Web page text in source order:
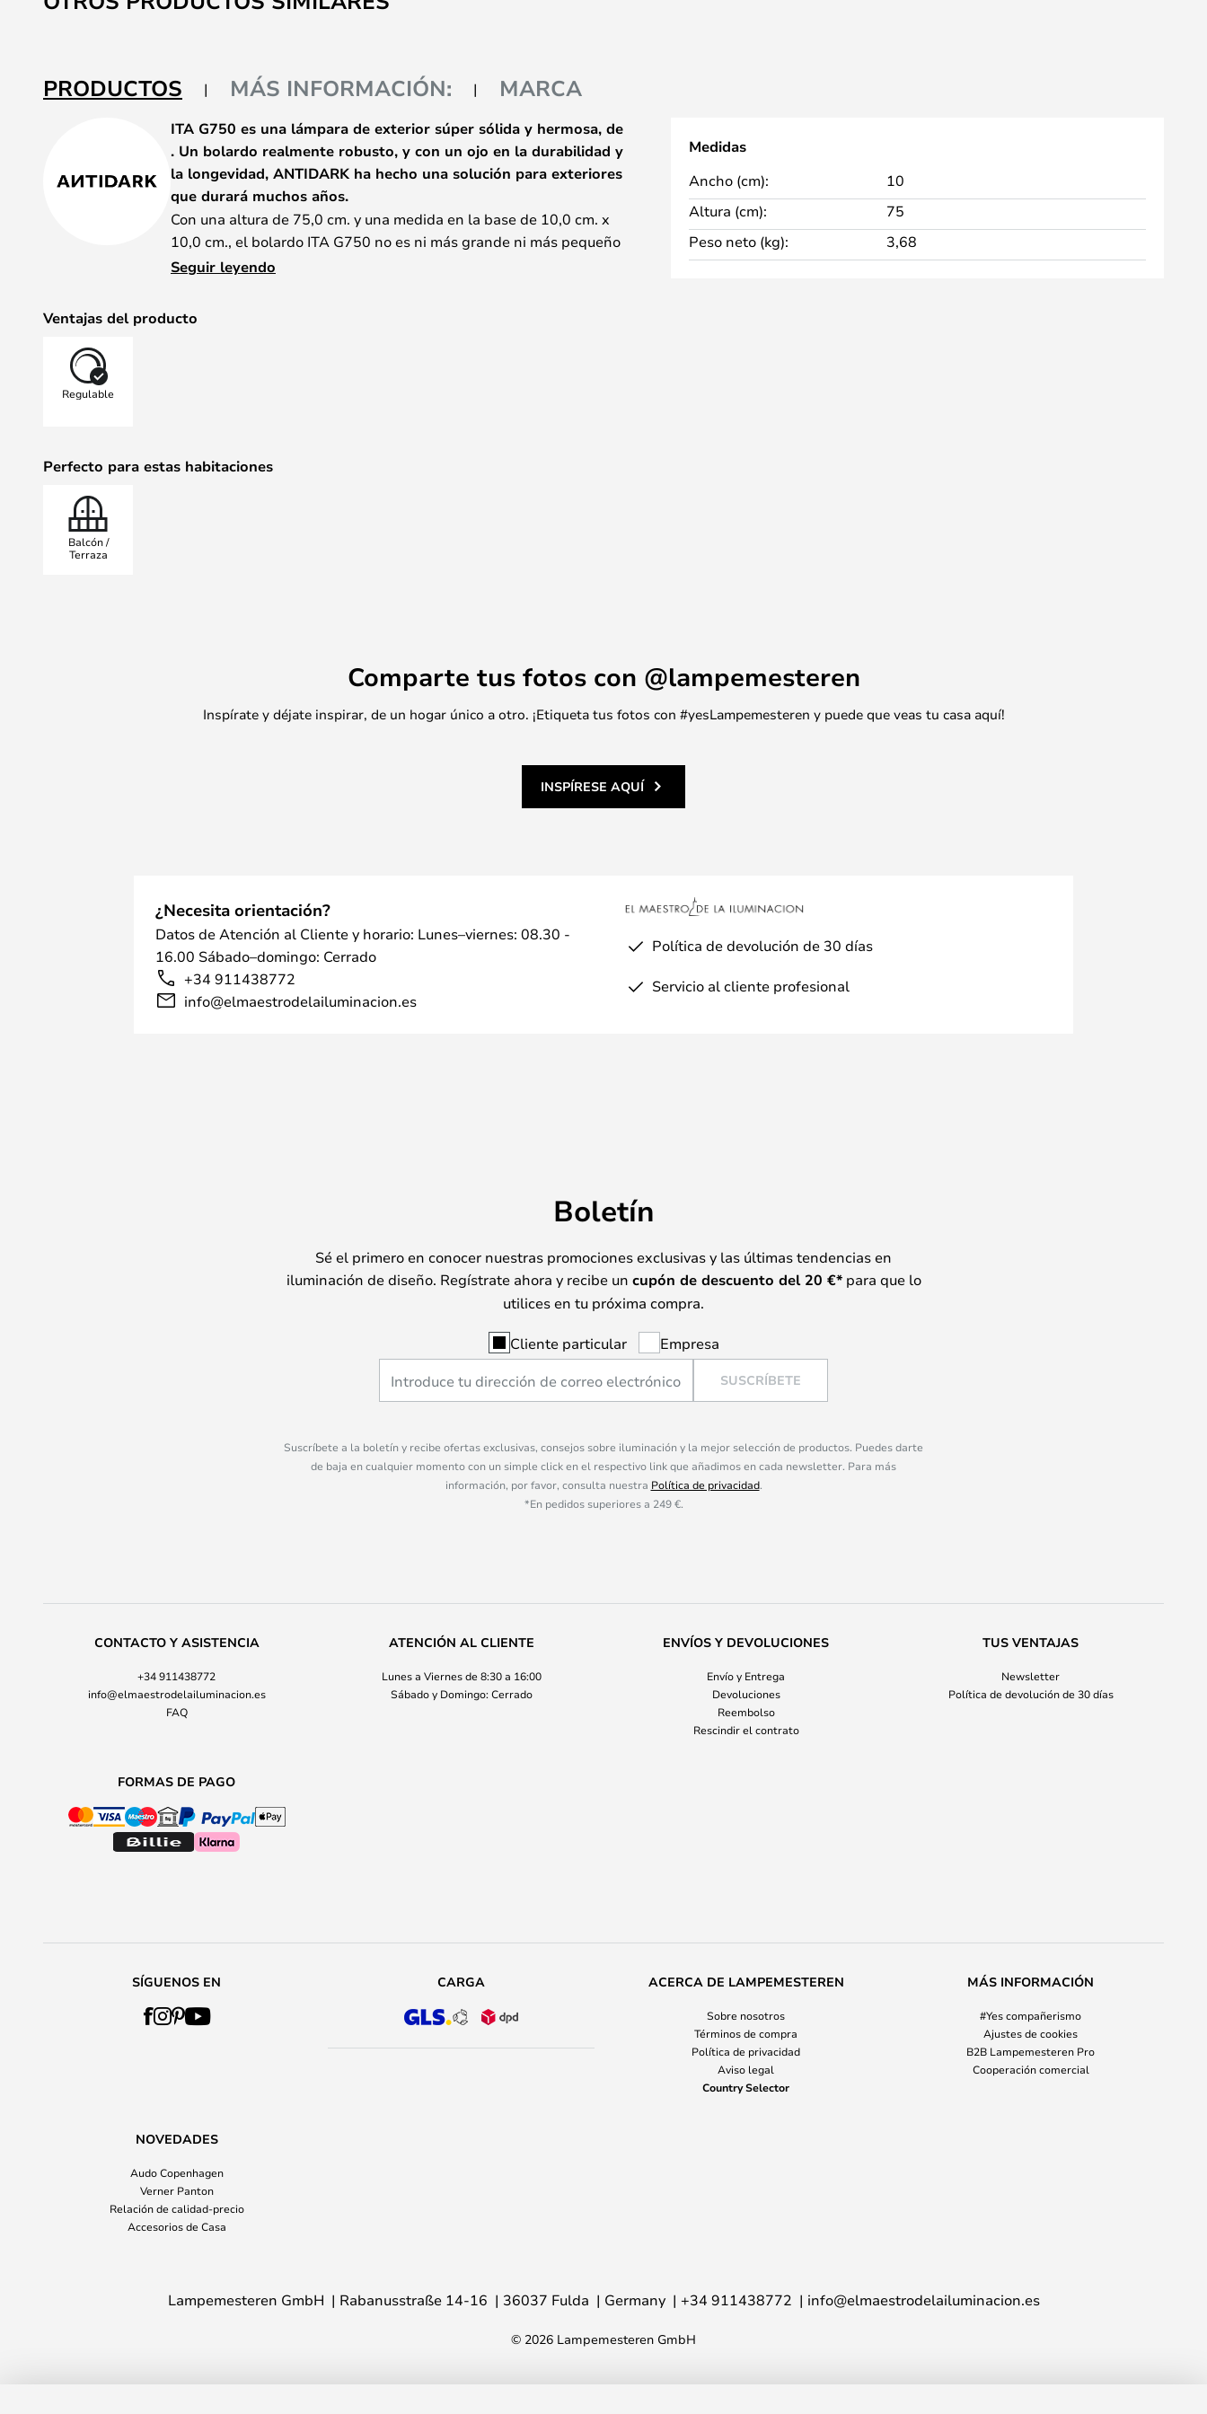
PRODUCTOS MÁS INFORMACIÓN: MARCA
ITA G750 es una lámpara de exterior súper sólida y hermosa, de
. Un bolardo realmente robusto, y con un ojo en la durabilidad y
la longevidad, ANTIDARK ha hecho una solución para exteriores
que durará muchos años.
Con una altura de 75,0 cm. y una medida en la base de 10,0 cm. x
10,0 cm., el bolardo ITA G750 no es ni más grande ni más pequeño
de lo que esperas. Se adapta tanto en términos de tamaño como de
Seguir leyendo
Ventajas del producto
Regulable
Perfecto para estas habitaciones
Balcón /
Terraza
Medidas
Ancho (cm):
10
Altura (cm):
75
Peso neto (kg):
3,68
Comparte tus fotos con @lampemesteren
Inspírate y déjate inspirar, de un hogar único a otro. ¡Etiqueta tus fotos con #yesLampemesteren y puede que veas tu casa aquí!
INSPÍRESE AQUÍ
¿Necesita orientación?
Datos de Atención al Cliente y horario: Lunes–viernes: 08.30 -
16.00 Sábado–domingo: Cerrado
+34 911438772
info@elmaestrodelailuminacion.es
Política de devolución de 30 días
Servicio al cliente profesional
Boletín
Sé el primero en conocer nuestras promociones exclusivas y las últimas tendencias en
iluminación de diseño. Regístrate ahora y recibe un cupón de descuento del 20 €*para que lo
utilices en tu próxima compra.
Cliente particular Empresa
SUSCRÍBETE
Suscríbete a la boletín y recibe ofertas exclusivas, consejos sobre iluminación y la mejor selección de productos. Puedes darte
de baja en cualquier momento con un simple click en el respectivo link que añadimos en cada newsletter. Para más
información, por favor, consulta nuestra Política de privacidad.
*En pedidos superiores a 249 €.
CONTACTO Y ASISTENCIA
+34 911438772
info@elmaestrodelailuminacion.es
FAQ
ATENCIÓN AL CLIENTE
Lunes a Viernes de 8:30 a 16:00
Sábado y Domingo: Cerrado
ENVÍOS Y DEVOLUCIONES
Envío y Entrega
Devoluciones
Reembolso
Rescindir el contrato
TUS VENTAJAS
Newsletter
Política de devolución de 30 días
FORMAS DE PAGO
SÍGUENOS EN CARGA ACERCA DE LAMPEMESTEREN
Sobre nosotros
Términos de compra
Política de privacidad
Aviso legal
Country Selector
MÁS INFORMACIÓN
#Yes compañerismo
Ajustes de cookies
B2B Lampemesteren Pro
Cooperación comercial
NOVEDADES
Audo Copenhagen
Verner Panton
Relación de calidad-precio
Accesorios de Casa
Lampemesteren GmbH Rabanusstraße 14-16 36037 Fulda Germany +34 911438772 info@elmaestrodelailuminacion.es
© 2026 Lampemesteren GmbH